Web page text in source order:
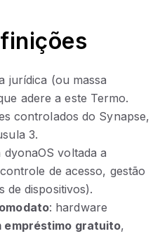
jurídica (ou massa
adere a este Termo.
controlados do Synapse,
3.
voltada a
de acesso, gestão
de dispositivos).
: hardware
empréstimo gratuito,